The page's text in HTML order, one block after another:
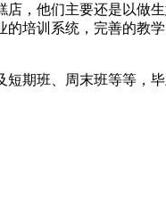
，他们主要还是以做
培训系统，完善的教
期班、周末班等等，